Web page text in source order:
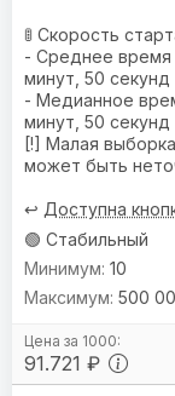
🚦 Скорость
- Среднее время
минут, 50 секунд
- Медианное
минут, 50 секунд
[!] Малая
может быть
↩️ Доступна
🟢 Стабильный
91.721 ₽
10
500